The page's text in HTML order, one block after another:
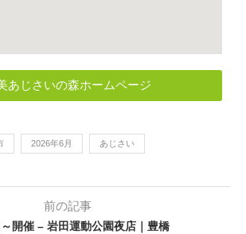
あじさいの森ホームページ
2026年6月 あじさい
前の記事
開催 – 岩田運動公園夜店｜豊橋